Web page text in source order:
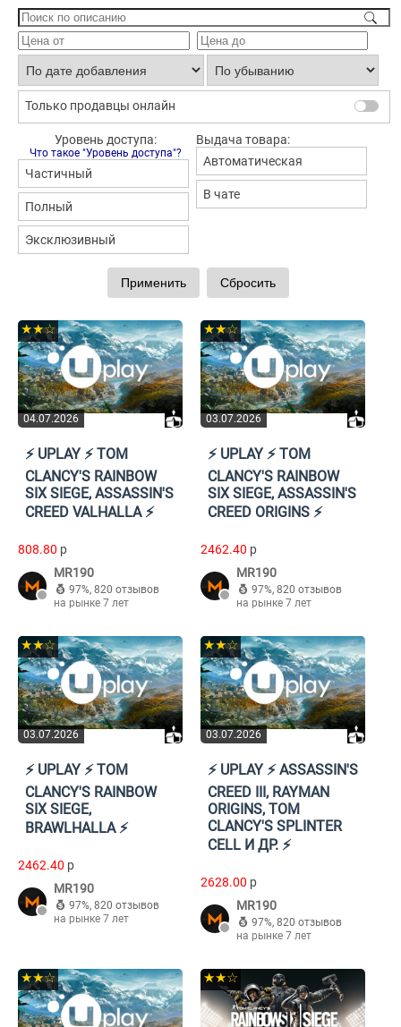
Только продавцы онлайн
Уровень доступа:
Что такое "Уровень доступа"?
Частичный
Полный
Эксклюзивный
Выдача товара:
Автоматическая
В чате
04.07.2026
★★☆
⚡️ UPLAY ⚡️ TOM
CLANCY'S RAINBOW
SIX SIEGE, ASSASSIN'S
CREED VALHALLA ⚡️
808.80 p
MR190
97%, 820 отзывов
на рынке 7 лет
03.07.2026
★★☆
⚡️ UPLAY ⚡️ TOM
CLANCY'S RAINBOW
SIX SIEGE, ASSASSIN'S
CREED ORIGINS ⚡️
2462.40 p
MR190
97%, 820 отзывов
на рынке 7 лет
03.07.2026
★★☆
⚡️ UPLAY ⚡️ TOM
CLANCY'S RAINBOW
SIX SIEGE,
BRAWLHALLA ⚡️
2462.40 p
MR190
97%, 820 отзывов
на рынке 7 лет
03.07.2026
★★☆
⚡️ UPLAY ⚡️ ASSASSIN'S
CREED III, RAYMAN
ORIGINS, TOM
CLANCY'S SPLINTER
CELL И ДР. ⚡️
2628.00 p
MR190
97%, 820 отзывов
на рынке 7 лет
★★☆ ★★☆